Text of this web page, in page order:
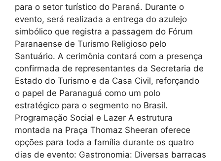
para o setor turístico do Paraná. Durante o
evento, será realizada a entrega do azulejo
simbólico que registra a passagem do Fórum
Paranaense de Turismo Religioso pelo
Santuário. A cerimônia contará com a presença
confirmada de representantes da Secretaria de
Estado do Turismo e da Casa Civil, reforçando
o papel de Paranaguá como um polo
estratégico para o segmento no Brasil.
Programação Social e Lazer A estrutura
montada na Praça Thomaz Sheeran oferece
opções para toda a família durante os quatro
dias de evento: Gastronomia: Diversas barracas